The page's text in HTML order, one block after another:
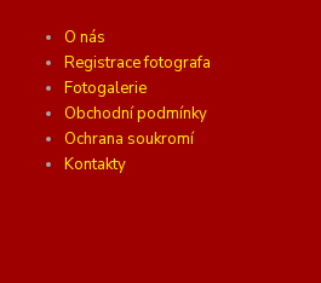
O nás
Registrace fotografa
Fotogalerie
Obchodní podmínky
Ochrana soukromí
Kontakty